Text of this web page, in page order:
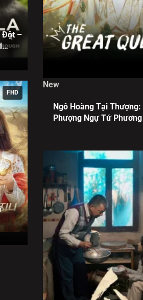
Đột –
FHD
New
Ngô Hoàng Tại Thượng:
Phượng Ngự Tứ Phương